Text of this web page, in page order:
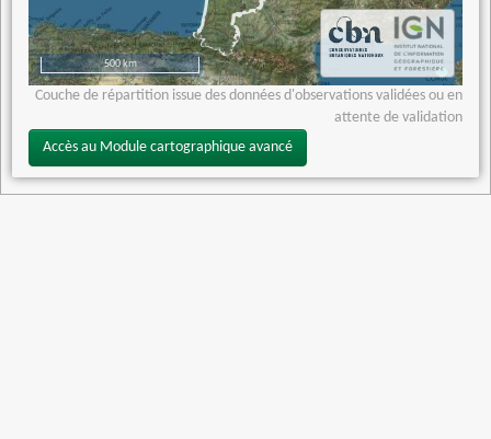
500 km
Couche de répartition issue des données d'observations validées ou en
attente de validation
Accès au Module cartographique avancé